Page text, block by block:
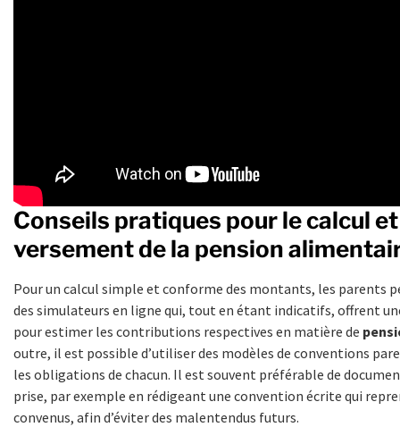
Conseils pratiques pour le calcul
versement de la pension
Pour un calcul simple et conforme des montants, les parents
des simulateurs en ligne qui, tout en étant indicatifs, offrent
pour estimer les contributions respectives en matière de
outre, il est possible d’utiliser des modèles de conventions
les obligations de chacun. Il est souvent préférable de
prise, par exemple en rédigeant une convention écrite qui
convenus, afin d’éviter des malentendus futurs.